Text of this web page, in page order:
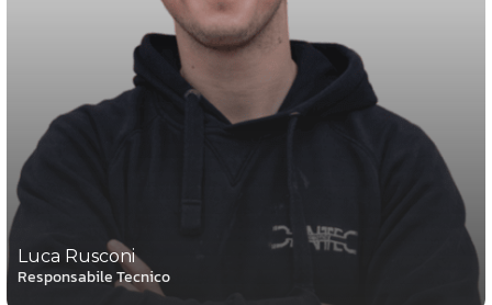
Luca Rusconi
Responsabile Tecnico